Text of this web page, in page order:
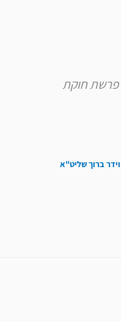
ברוך שליט"א